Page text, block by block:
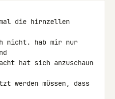
die hirnzellen
nicht. hab mir nur
hat sich anzuschaun
werden müssen, dass